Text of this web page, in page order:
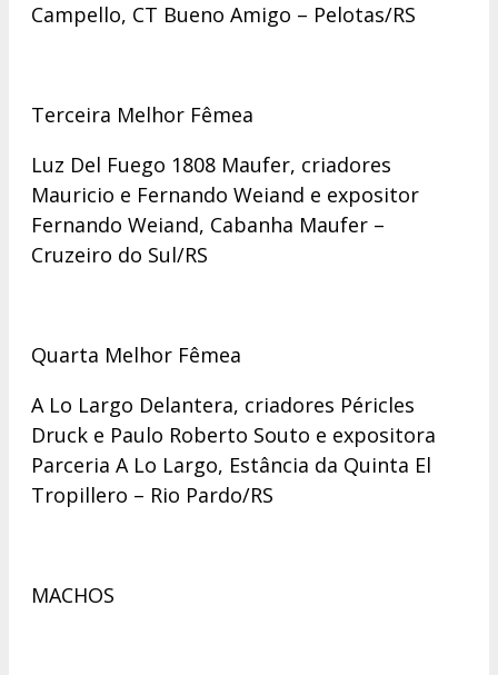
Campello, CT Bueno Amigo – Pelotas/RS
Terceira Melhor Fêmea
Luz Del Fuego 1808 Maufer, criadores
Mauricio e Fernando Weiand e expositor
Fernando Weiand, Cabanha Maufer –
Cruzeiro do Sul/RS
Quarta Melhor Fêmea
A Lo Largo Delantera, criadores Péricles
Druck e Paulo Roberto Souto e expositora
Parceria A Lo Largo, Estância da Quinta El
Tropillero – Rio Pardo/RS
MACHOS